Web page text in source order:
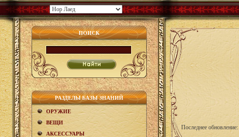
ПОИСК
РАЗДЕЛЫ БАЗЫ ЗНАНИЙ
ОРУЖИЕ
ВЕЩИ
АКCЕСCУАРЫ
Последнее обновление: